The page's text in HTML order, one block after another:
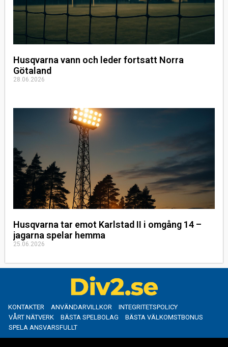
Husqvarna vann och leder fortsatt Norra
Götaland
28.06.2026
Husqvarna tar emot Karlstad II i omgång 14 –
jagarna spelar hemma
25.06.2026
KONTAKTER ANVÄNDARVILLKOR
INTEGRITETSPOLICY
VÅRT NÄTVERK
BÄSTA SPELBOLAG
BÄSTA VÄLKOMSTBONUS
SPELA ANSVARSFULLT